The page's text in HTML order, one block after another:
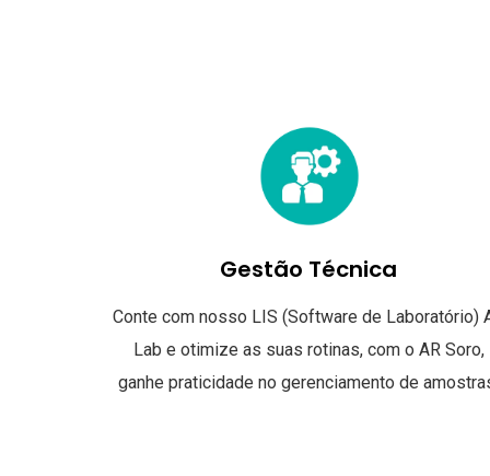
Gestão Técnica
Conte com nosso LIS (Software de Laboratório)
Lab e otimize as suas rotinas, com o AR Soro,
ganhe praticidade no gerenciamento de